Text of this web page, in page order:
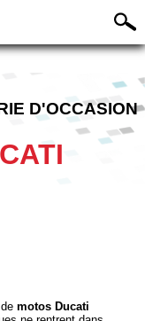
D'OCCASION
motos Ducati